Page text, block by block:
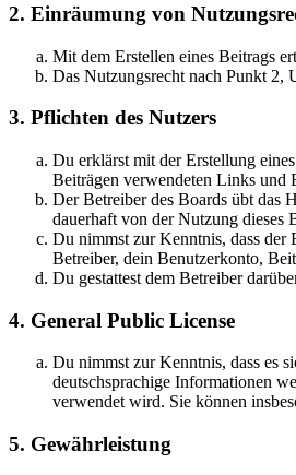
2. Einräumung von
Mit dem Erstellen eines Beitrags
Das Nutzungsrecht nach Punkt 2,
3. Pflichten des Nutzers
Du erklärst mit der Erstellung
Beiträgen verwendeten Links und
Der Betreiber des Boards übt das
dauerhaft von der Nutzung dieses
Du nimmst zur Kenntnis, dass der
Betreiber, dein Benutzerkonto,
Du gestattest dem Betreiber
4. General Public License
Du nimmst zur Kenntnis, dass es
deutschsprachige Informationen
verwendet wird. Sie können
5. Gewährleistung